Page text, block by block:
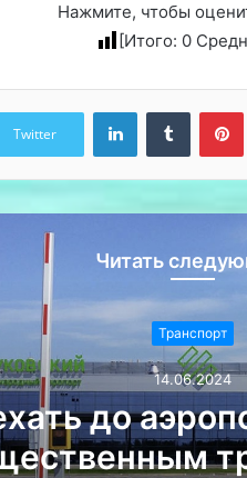
Нажмите, чтобы
[Итого: 0
Twitter
LinkedInTumblr
Читать
14.06.2024
до